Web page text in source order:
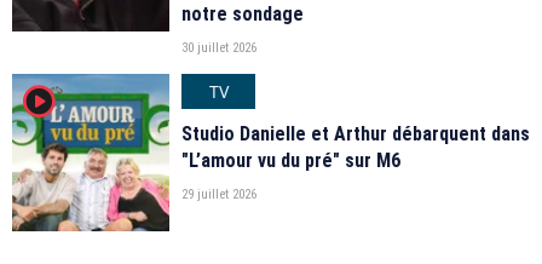
notre sondage
30 juillet 2026
player2
TV
Studio Danielle et Arthur débarquent dans
"L’amour vu du pré" sur M6
29 juillet 2026